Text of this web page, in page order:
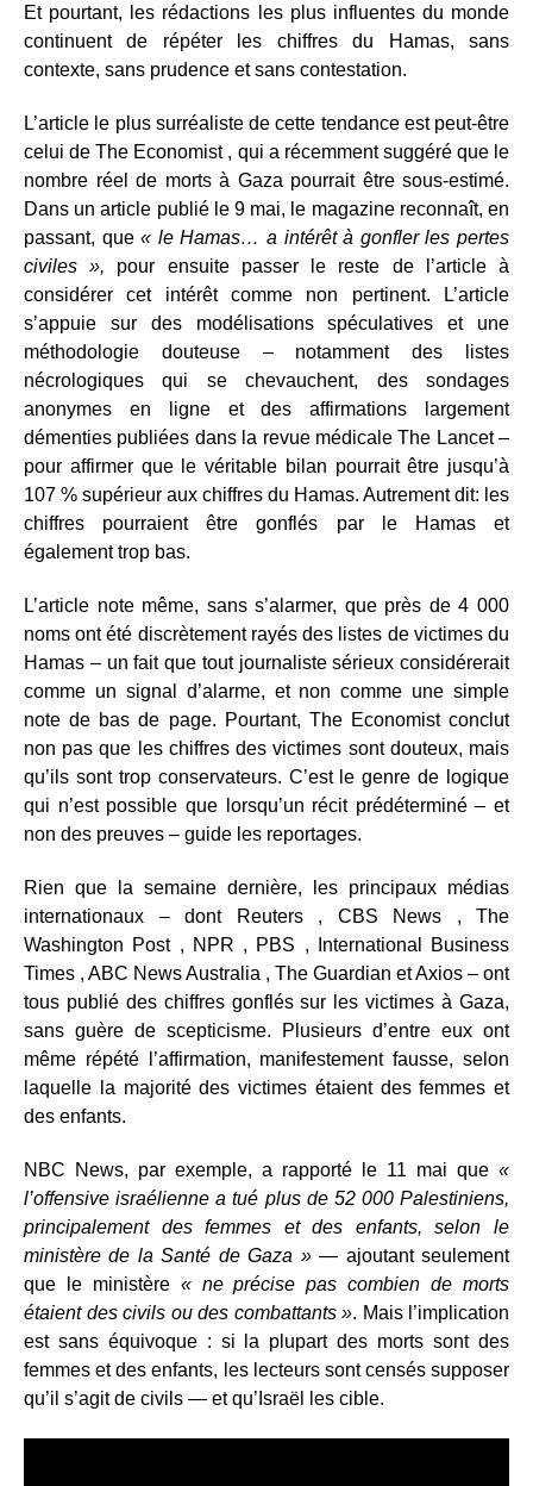
Et pourtant, les rédactions les plus influentes du monde
continuent de répéter les chiffres du Hamas, sans
contexte, sans prudence et sans contestation.
L’article le plus surréaliste de cette tendance est peut-être
celui de The Economist , qui a récemment suggéré que le
nombre réel de morts à Gaza pourrait être sous-estimé.
Dans un article publié le 9 mai, le magazine reconnaît, en
passant, que« le Hamas… a intérêt à gonfler les pertes
civiles », pour ensuite passer le reste de l’article à
considérer cet intérêt comme non pertinent. L’article
s’appuie sur des modélisations spéculatives et une
méthodologie douteuse – notamment des listes
nécrologiques qui se chevauchent, des sondages
anonymes en ligne et des affirmations largement
démenties publiées dans la revue médicale The Lancet –
pour affirmer que le véritable bilan pourrait être jusqu’à
107 % supérieur aux chiffres du Hamas. Autrement dit: les
chiffres pourraient être gonflés par le Hamas et
également trop bas.
L’article note même, sans s’alarmer, que près de 4 000
noms ont été discrètement rayés des listes de victimes du
Hamas – un fait que tout journaliste sérieux considérerait
comme un signal d’alarme, et non comme une simple
note de bas de page. Pourtant, The Economist conclut
non pas que les chiffres des victimes sont douteux, mais
qu’ils sont trop conservateurs. C’est le genre de logique
qui n’est possible que lorsqu’un récit prédéterminé – et
non des preuves – guide les reportages.
Rien que la semaine dernière, les principaux médias
internationaux – dont Reuters , CBS News , The
Washington Post , NPR , PBS , International Business
Times , ABC News Australia , The Guardian et Axios – ont
tous publié des chiffres gonflés sur les victimes à Gaza,
sans guère de scepticisme. Plusieurs d’entre eux ont
même répété l’affirmation, manifestement fausse, selon
laquelle la majorité des victimes étaient des femmes et
des enfants.
NBC News, par exemple, a rapporté le 11 mai que «
l’offensive israélienne a tué plus de 52 000 Palestiniens,
principalement des femmes et des enfants, selon le
ministère de la Santé de Gaza »— ajoutant seulement
que le ministère « ne précise pas combien de morts
étaient des civils ou des combattants ». Mais l’implication
est sans équivoque : si la plupart des morts sont des
femmes et des enfants, les lecteurs sont censés supposer
qu’il s’agit de civils — et qu’Israël les cible.